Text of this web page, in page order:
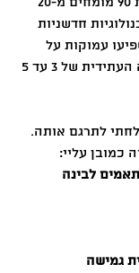
שונות, על 10 טכנולוגיות חדשניות
עמוקות על
לתרגם אותה.
כמובן עליי:
לבינה
גמישה